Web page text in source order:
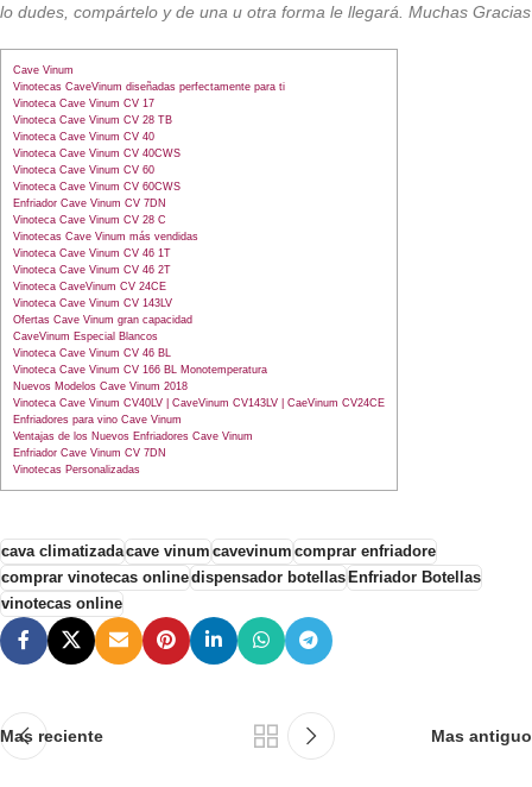
lo dudes, compártelo y de una u otra forma le llegará. Muchas Gracias
Cave Vinum
Vinotecas CaveVinum diseñadas perfectamente para ti
Vinoteca Cave Vinum CV 17
Vinoteca Cave Vinum CV 28 TB
Vinoteca Cave Vinum CV 40
Vinoteca Cave Vinum CV 40CWS
Vinoteca Cave Vinum CV 60
Vinoteca Cave Vinum CV 60CWS
Enfriador Cave Vinum CV 7DN
Vinoteca Cave Vinum CV 28 C
Vinotecas Cave Vinum más vendidas
Vinoteca Cave Vinum CV 46 1T
Vinoteca Cave Vinum CV 46 2T
Vinoteca CaveVinum CV 24CE
Vinoteca Cave Vinum CV 143LV
Ofertas Cave Vinum gran capacidad
CaveVinum Especial Blancos
Vinoteca Cave Vinum CV 46 BL
Vinoteca Cave Vinum CV 166 BL Monotemperatura
Nuevos Modelos Cave Vinum 2018
Vinoteca Cave Vinum CV40LV | CaveVinum CV143LV | CaeVinum CV24CE
Enfriadores para vino Cave Vinum
Ventajas de los Nuevos Enfriadores Cave Vinum
Enfriador Cave Vinum CV 7DN
Vinotecas Personalizadas
cava climatizadacave vinum cavevinum comprar enfriadore
comprar vinotecas onlinedispensador botellasEnfriador Botellas
vinotecas online
Mas reciente Mas antiguo